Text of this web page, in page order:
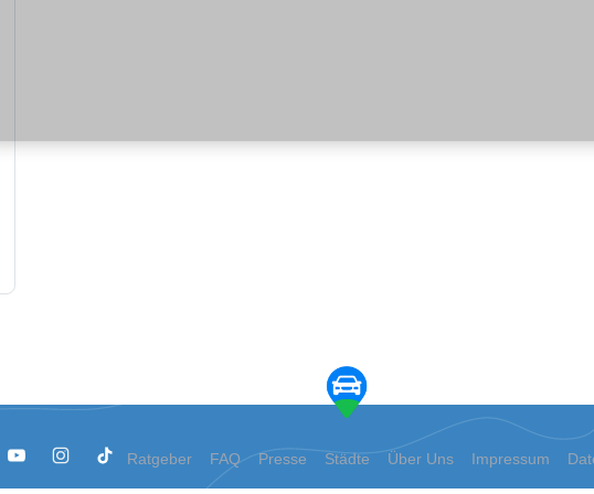
Ratgeber FAQ Presse Städte Über Uns Impressum